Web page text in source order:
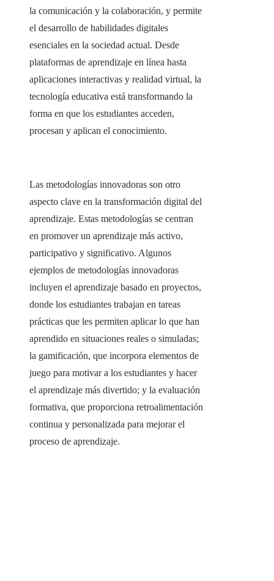
la comunicación y la colaboración, y permite
el desarrollo de habilidades digitales
esenciales en la sociedad actual. Desde
plataformas de aprendizaje en línea hasta
aplicaciones interactivas y realidad virtual, la
tecnología educativa está transformando la
forma en que los estudiantes acceden,
procesan y aplican el conocimiento.
Las metodologías innovadoras son otro
aspecto clave en la transformación digital del
aprendizaje. Estas metodologías se centran
en promover un aprendizaje más activo,
participativo y significativo. Algunos
ejemplos de metodologías innovadoras
incluyen el aprendizaje basado en proyectos,
donde los estudiantes trabajan en tareas
prácticas que les permiten aplicar lo que han
aprendido en situaciones reales o simuladas;
la gamificación, que incorpora elementos de
juego para motivar a los estudiantes y hacer
el aprendizaje más divertido; y la evaluación
formativa, que proporciona retroalimentación
continua y personalizada para mejorar el
proceso de aprendizaje.